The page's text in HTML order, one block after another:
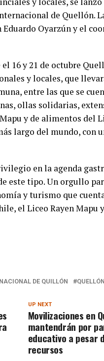
de Quellón.
Oyarzún y el
16 y 21 de octubre
y locales, que
entre las que se
ollas solidarias,
y de alimentos del
largo del mundo, con
en la agenda
este tipo. Un orgullo
y turismo que
el Liceo Rayen
DE QUILLÓN QUELLÓN
UP NEXT
Movilizaciones en
mantendrán por
educativo a pesar
recursos